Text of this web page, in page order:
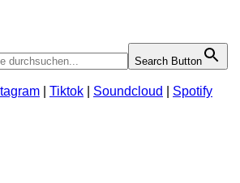
Search Button
Tiktok Soundcloud Spotify